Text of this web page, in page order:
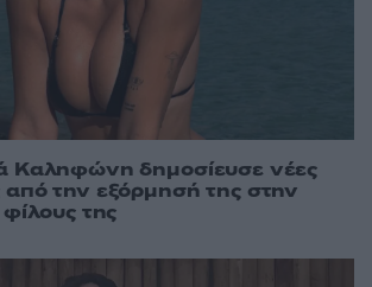
Καληφώνη δημοσίευσε νέες
την εξόρμησή της στην
της